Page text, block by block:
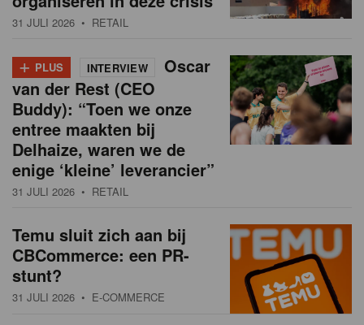
31 JULI 2026 • RETAIL
+ PLUS INTERVIEW
Oscar
van der Rest (CEO
Buddy): “Toen we onze
entree maakten bij
Delhaize, waren we de
enige ‘kleine’ leverancier”
31 JULI 2026 • RETAIL
Temu sluit zich aan bij
CBCommerce: een PR-
stunt?
31 JULI 2026 • E-COMMERCE